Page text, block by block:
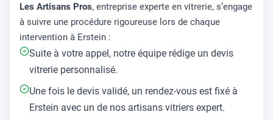
Les Artisans Pros, entreprise experte en vitrerie, s’engage
à suivre une procédure rigoureuse lors de chaque
intervention à Erstein :
Suite à votre appel, notre équipe rédige un devis
vitrerie personnalisé.
Une fois le devis validé, un rendez-vous est fixé à
Erstein avec un de nos artisans vitriers expert.